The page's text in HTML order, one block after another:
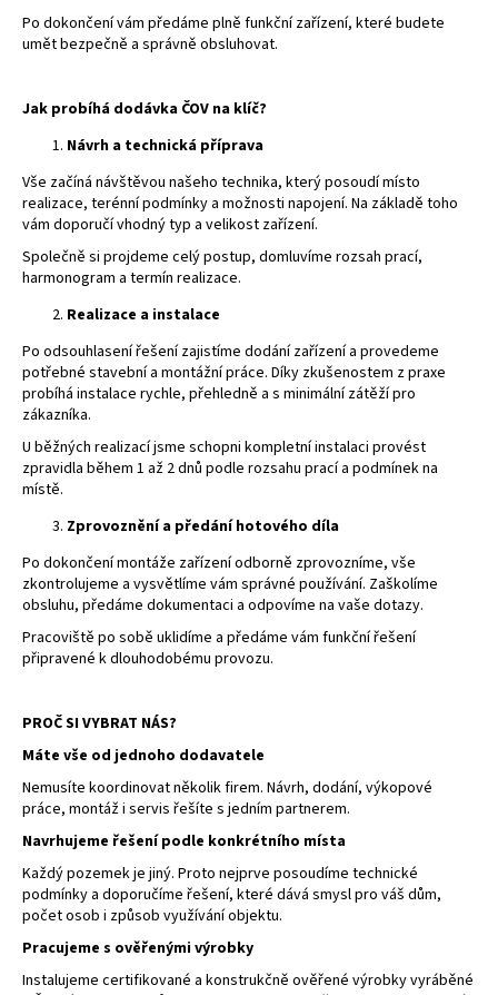
Po dokončení vám předáme plně funkční zařízení, které budete
umět bezpečně a správně obsluhovat.
Jak probíhá dodávka ČOV na klíč?
Návrh a technická příprava
Vše začíná návštěvou našeho technika, který posoudí místo
realizace, terénní podmínky a možnosti napojení. Na základě toho
vám doporučí vhodný typ a velikost zařízení.
Společně si projdeme celý postup, domluvíme rozsah prací,
harmonogram a termín realizace.
Realizace a instalace
Po odsouhlasení řešení zajistíme dodání zařízení a provedeme
potřebné stavební a montážní práce. Díky zkušenostem z praxe
probíhá instalace rychle, přehledně a s minimální zátěží pro
zákazníka.
U běžných realizací jsme schopni kompletní instalaci provést
zpravidla během 1 až 2 dnů podle rozsahu prací a podmínek na
místě.
Zprovoznění a předání hotového díla
Po dokončení montáže zařízení odborně zprovozníme, vše
zkontrolujeme a vysvětlíme vám správné používání. Zaškolíme
obsluhu, předáme dokumentaci a odpovíme na vaše dotazy.
Pracoviště po sobě uklidíme a předáme vám funkční řešení
připravené k dlouhodobému provozu.
PROČ SI VYBRAT NÁS?
Máte vše od jednoho dodavatele
Nemusíte koordinovat několik firem. Návrh, dodání, výkopové
práce, montáž i servis řešíte s jedním partnerem.
Navrhujeme řešení podle konkrétního místa
Každý pozemek je jiný. Proto nejprve posoudíme technické
podmínky a doporučíme řešení, které dává smysl pro váš dům,
počet osob i způsob využívání objektu.
Pracujeme s ověřenými výrobky
Instalujeme certifikované a konstrukčně ověřené výrobky vyráběné